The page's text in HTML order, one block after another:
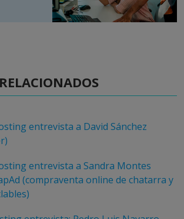
entrevista a David Sánchez
entrevista a Sandra Montes
(compraventa online de chatarra y